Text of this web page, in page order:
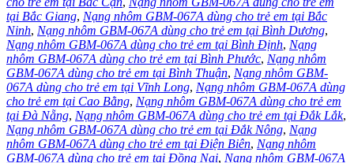
tại Bắc Giang, Nạng nhôm GBM-067A dùng cho trẻ em tại Bắc
Ninh, Nạng nhôm GBM-067A dùng cho trẻ em tại Bình Dương,
Nạng nhôm GBM-067A dùng cho trẻ em tại Bình Định, Nạng
nhôm GBM-067A dùng cho trẻ em tại Bình Phước, Nạng nhôm
GBM-067A dùng cho trẻ em tại Bình Thuận, Nạng nhôm GBM-
067A dùng cho trẻ em tại Vĩnh Long, Nạng nhôm GBM-067A dùng
cho trẻ em tại Cao Bằng, Nạng nhôm GBM-067A dùng cho trẻ em
tại Đà Nẵng, Nạng nhôm GBM-067A dùng cho trẻ em tại Đắk Lắk,
Nạng nhôm GBM-067A dùng cho trẻ em tại Đắk Nông, Nạng
nhôm GBM-067A dùng cho trẻ em tại Điện Biên, Nạng nhôm
GBM-067A dùng cho trẻ em tại Đồng Nai, Nạng nhôm GBM-067A